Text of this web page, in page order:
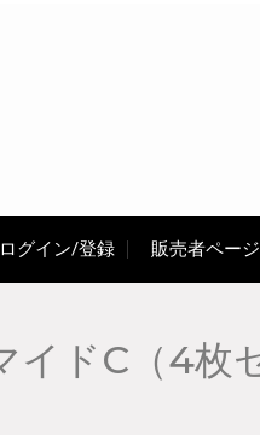
ログイン/登録 販売者ページ
ドC（4枚